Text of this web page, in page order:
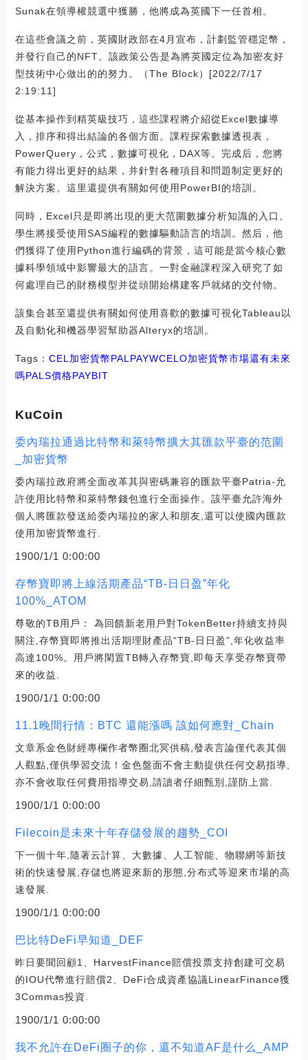
Sunak在領導權競選中獲勝，他將成為英國下一任首相。
在這些會議之前，英國財政部在4月宣布，計劃監管穩定幣，
并發行自己的NFT。該政策公告是為將英國定位為加密友好
型技術中心做出的的努力。（The Block）[2022/7/17
2:19:11]
從基本操作到精英級技巧，這些課程將介紹從Excel數據導
入，排序和得出結論的各個方面。課程探索數據透視表，
PowerQuery，公式，數據可視化，DAX等。完成后，您將
有能力得出更好的結果，并針對各種項目和問題制定更好的
解決方案。這里還提供有關如何使用PowerBI的培訓。
同時，Excel只是即將出現的更大范圍數據分析知識的入口。
學生將接受使用SAS編程的數據驅動語言的培訓。然后，他
們獲得了使用Python進行編碼的背景，這可能是當今核心數
據科學領域中影響最大的語言。一對金融課程深入研究了如
何處理自己的財務模型并從頭開始構建客戶就緒的交付物。
該集合甚至還提供有關如何使用喜歡的數據可視化Tableau以
及自動化和機器學習幫助器Alteryx的培訓。
Tags： CEL 加密貨幣PAL PAYWCELO加密貨幣市場還有未來
嗎PALS價格PAYBIT
KuCoin
委內瑞拉通過比特幣和萊特幣擴大其匯款平臺的范圍
_加密貨幣
委內瑞拉政府將全面改革其與密碼兼容的匯款平臺Patria-允
許使用比特幣和萊特幣錢包進行全面操作。該平臺允許海外
個人將匯款發送給委內瑞拉的家人和朋友,還可以使國內匯款
使用加密貨幣進行.
1900/1/1 0:00:00
存幣寶即將上線活期產品“TB-日日盈”年化
100%_ATOM
尊敬的TB用戶： 為回饋新老用戶對TokenBetter持續支持與
關注,存幣寶即將推出活期理財產品“TB-日日盈”,年化收益率
高達100%。用戶將閑置TB轉入存幣寶,即每天享受存幣寶帶
來的收益.
1900/1/1 0:00:00
11.1晚間行情：BTC 還能漲嗎 該如何應對_Chain
文章系金色財經專欄作者幣圈北冥供稿,發表言論僅代表其個
人觀點,僅供學習交流！金色盤面不會主動提供任何交易指導,
亦不會收取任何費用指導交易,請讀者仔細甄別,謹防上當.
1900/1/1 0:00:00
Filecoin是未來十年存儲發展的趨勢_COI
下一個十年,隨著云計算、大數據、人工智能、物聯網等新技
術的快速發展,存儲也將迎來新的形態,分布式等迎來市場的高
速發展.
1900/1/1 0:00:00
巴比特DeFi早知道_DEF
昨日要聞回顧1、HarvestFinance賠償投票支持創建可交易
的IOU代幣進行賠償2、DeFi合成資產協議LinearFinance獲
3Commas投資.
1900/1/1 0:00:00
我不允許在DeFi圈子的你，還不知道AF是什么_AMP